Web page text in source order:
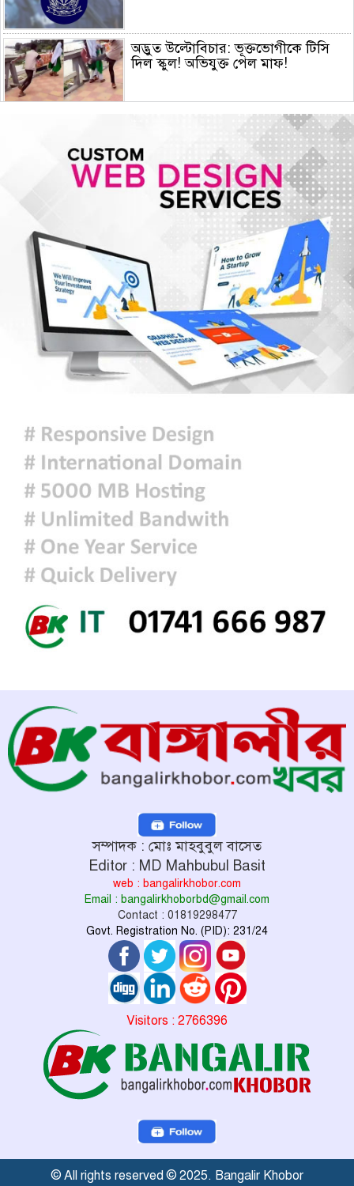
অদ্ভুত উল্টোবিচার: ভূক্তভোগীকে টিসি
দিল স্কুল! অভিযুক্ত পেল মাফ!
জুলাই স্মৃতি জাদুঘর পরিদর্শন করলেন
সৌদি আরব, তুরস্ক ও পাকিস্তানের মক্কা
চুক্তি স্বাক্ষর, কাগুজে চুক্তি সৌদিকে
নিরাপত্তা দেবে না- ইরান
হরমুজ সংকট: বিশ্ববাজারে আরও বাড়ল
তেলের দাম
মুক্তিযুদ্ধ কোনো রাজনৈতিক দলের যুদ্ধ
ছিল না : ভারপ্রাপ্ত রাষ্ট্রপতি
ঢাকায় হালকা বৃষ্টি হতে পারে, দেশের
কোথাও কোথাও মাঝারি থেকে ভারী
বর্ষণের সম্ভাবনা
প্রধানমন্ত্রীকে বরণে প্রস্তুত চট্টগ্রাম,
নেতাকর্মীরা উজ্জীবিত
সম্পাদক : মোঃ মাহবুবুল বাসেত
Editor : MD Mahbubul Basit
web : bangalirkhobor.com
Email : bangalirkhoborbd@gmail.com
Contact : 01819298477
Govt. Registration No. (PID): 231/24
Visitors : 2766396
© All rights reserved © 2025. Bangalir Khobor